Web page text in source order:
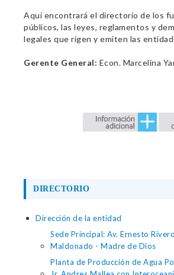
Aquí encontrará el directorio de los
públicos, las leyes, reglamentos y
legales que rigen y emiten las
Gerente General: Econ. Marcelina
DIRECTORIO
Dirección de la entidad
Sede Principal: Av. Ernesto
Maldonado - Madre de Dios
Planta de Producción de Agua